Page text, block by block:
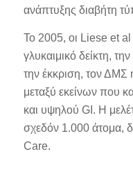
ανάπτυξης διαβήτη
Το 2005, οι Liese et
γλυκαιμικό δείκτη,
την έκκριση, τον ΔΜΣ
μεταξύ εκείνων που
και υψηλού GI. Η
σχεδόν 1.000 άτομα,
Care.